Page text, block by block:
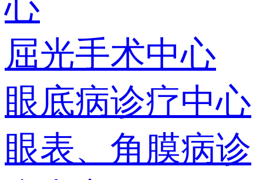
屈光手术中心
眼底病诊疗中心
眼表、角膜病诊